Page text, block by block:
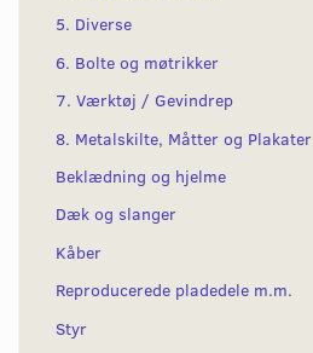
5. Diverse
6. Bolte og møtrikker
7. Værktøj / Gevindrep
8. Metalskilte, Måtter og Plakater
Beklædning og hjelme
Dæk og slanger
Kåber
Reproducerede pladedele m.m.
Styr